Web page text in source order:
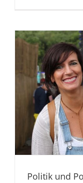
Politik und